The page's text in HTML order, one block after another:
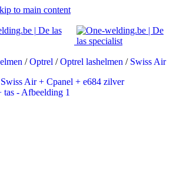
to main content
/ Optrel / Optrel lashelmen / Swiss Air